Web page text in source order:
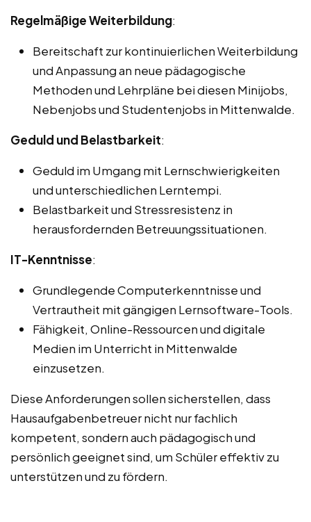
Regelmäßige Weiterbildung:
Bereitschaft zur kontinuierlichen Weiterbildung
und Anpassung an neue pädagogische
Methoden und Lehrpläne bei diesen Minijobs,
Nebenjobs und Studentenjobs in Mittenwalde.
Geduld und Belastbarkeit:
Geduld im Umgang mit Lernschwierigkeiten
und unterschiedlichen Lerntempi.
Belastbarkeit und Stressresistenz in
herausfordernden Betreuungssituationen.
IT-Kenntnisse:
Grundlegende Computerkenntnisse und
Vertrautheit mit gängigen Lernsoftware-Tools.
Fähigkeit, Online-Ressourcen und digitale
Medien im Unterricht in Mittenwalde
einzusetzen.
Diese Anforderungen sollen sicherstellen, dass
Hausaufgabenbetreuer nicht nur fachlich
kompetent, sondern auch pädagogisch und
persönlich geeignet sind, um Schüler effektiv zu
unterstützen und zu fördern.